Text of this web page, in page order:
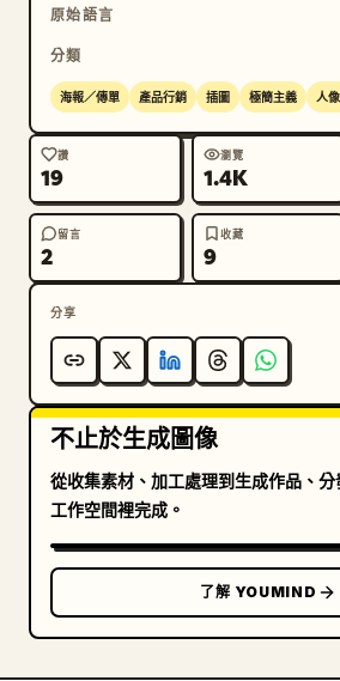
原始語言
分類
海報／傳單 產品行銷 插圖 極簡主義 人
讚
19
瀏覽
1.4K
留言
2
收藏
9
分享
不止於生成圖像
從收集素材、加工處理到生成作品、
工作空間裡完成。
了解 YOUMIND